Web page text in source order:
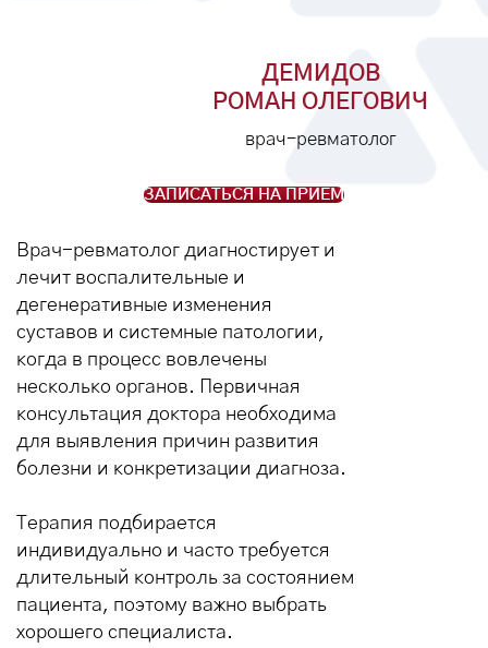
ДЕМИДОВ
РОМАН ОЛЕГОВИЧ
врач-ревматолог
ЗАПИСАТЬСЯ НА ПРИЕМ
Врач-ревматолог диагностирует и
лечит воспалительные и
дегенеративные изменения
суставов и системные патологии,
когда в процесс вовлечены
несколько органов. Первичная
консультация доктора необходима
для выявления причин развития
болезни и конкретизации диагноза.
Терапия подбирается
индивидуально и часто требуется
длительный контроль за состоянием
пациента, поэтому важно выбрать
хорошего специалиста.